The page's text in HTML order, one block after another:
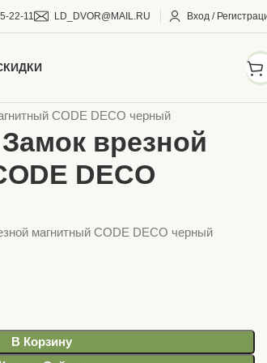
22-11 LD_DVOR@MAIL.RU Вход /
CODE DECO черный
врезной
DECO
магнитный CODE DECO черный
В Корзину